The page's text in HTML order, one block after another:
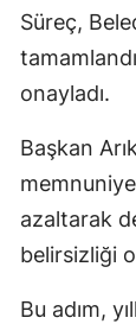
Süreç,
onayladı.
Başkan
azaltarak
belirsizliği
Bu adım,